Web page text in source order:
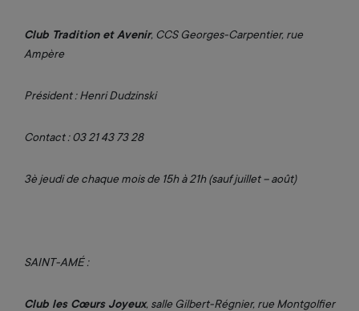
Club Tradition et Avenir, CCS Georges-Carpentier, rue
Ampère
Président : Henri Dudzinski
Contact : 03 21 43 73 28
3è jeudi de chaque mois de 15h à 21h (sauf juillet – août)
SAINT-AMÉ :
Club les Cœurs Joyeux, salle Gilbert-Régnier, rue Montgolfier